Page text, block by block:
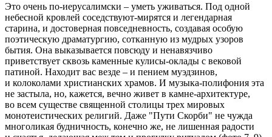
Это очень по-иерусалимски – уметь уживаться. Под одной
небесной кровлей соседствуют-мирятся и легендарная
старина, и достоверная повседневность, создавая особую
поэтическую драматургию, сотканную из мудрых узоров
бытия. Она выказывается повсюду и ненавязчиво
приветствует сквозь каменные кулисы-оклады с вековой
патиной. Находит вас везде – и пением муэдзинов,
и колоколами христианских храмов. И музыка-полифония эта
не застыла, но, кажется, вечно живет в камне-архитектуре,
во всем существе священной столицы трех мировых
монотеистических религий. Даже "Пути Скорби" не чужда
многоликая будничность, конечно же, не лишенная радости